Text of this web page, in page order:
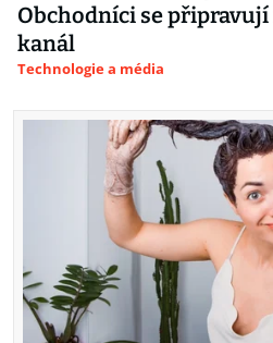
Obchodníci se
kanál
Technologie a média